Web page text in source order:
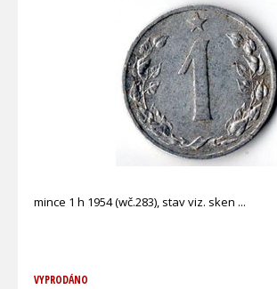
mince 1 h 1954 (wč.283), stav viz. sken
VYPRODÁNO